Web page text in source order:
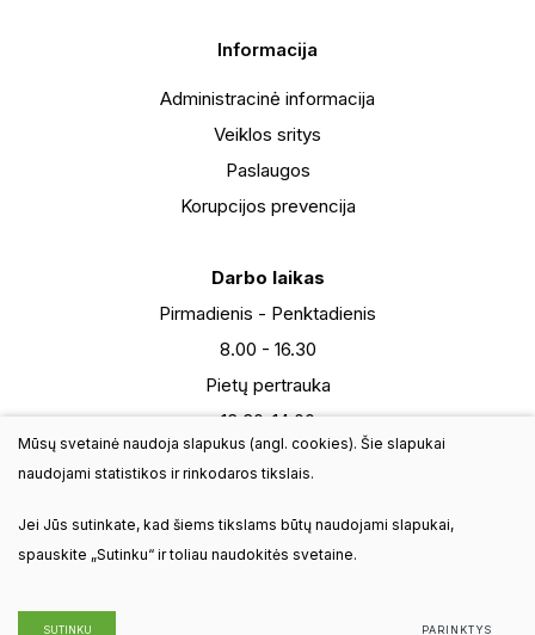
Informacija
Administracinė informacija
Veiklos sritys
Paslaugos
Korupcijos prevencija
Darbo laikas
Pirmadienis - Penktadienis
8.00 - 16.30
Pietų pertrauka
13:30-14:00
Šeštadienis
Sekmadienis - nedarbo diena
© 2025 Visos teisės saugomos. VšĮ Visagino turizmo plėtros
Mūsų svetainė naudoja slapukus (angl. cookies). Šie slapukai
naudojami statistikos ir rinkodaros tikslais.
Jei Jūs sutinkate, kad šiems tikslams būtų naudojami slapukai,
spauskite „Sutinku“ ir toliau naudokitės svetaine.
SUTINKU PARINKTYS